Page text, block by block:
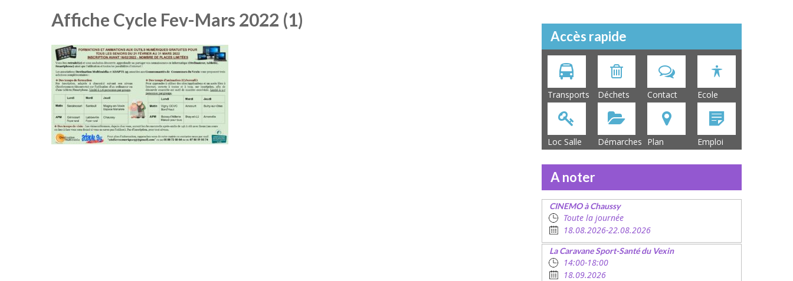
Affiche Cycle Fev-Mars 2022 (1)
Accès rapide
Transports Déchets Contact Ecole
Loc Salle Démarches Plan Emploi
A noter
CINEMO à Chaussy
Toute la journée
18.08.2026-22.08.2026
La Caravane Sport-Santé du Vexin
14:00-18:00
18.09.2026